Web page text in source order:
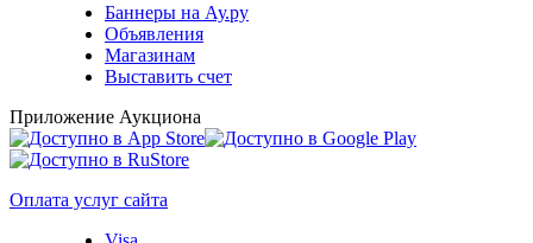
Баннеры на Ау.ру
Объявления
Магазинам
Выставить счет
Приложение Аукциона
Оплата услуг сайта